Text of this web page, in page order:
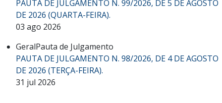
PAUTA DE JULGAMENTO N. 99/2026, DE 5 DE AGOSTO
DE 2026 (QUARTA-FEIRA).
03 ago 2026
GeralPauta de Julgamento
PAUTA DE JULGAMENTO N. 98/2026, DE 4 DE AGOSTO
DE 2026 (TERÇA-FEIRA).
31 jul 2026